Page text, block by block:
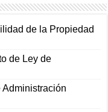
de la Propiedad
de Ley de